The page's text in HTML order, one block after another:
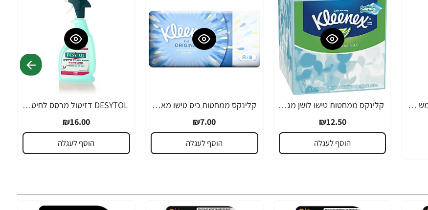
ג'ייסון דאודורנט סטיק משמש 71 גרם - מבית JASON
קלינקס ממחטות טישו לושן מגבוני אף המכילים קרם לחות ,ויטמין E ואלוורה - 75 יחידות
₪12.50
הוסף לעגלה
קלינקס ממחטות כיס טישו מארז שמינייה
₪7.00
הוסף לעגלה
DESYTOL דזיטול מרסס לחיטוי כללי - משמיד חיידים - 750 מ"ל - מבית יעקבי
₪16.00
הוסף לעגלה